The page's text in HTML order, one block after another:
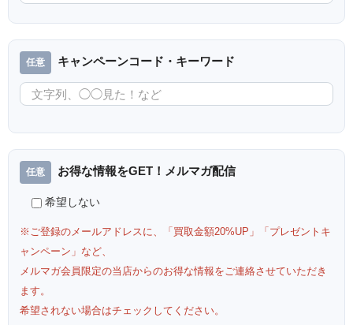
キャンペーンコード・キーワード
お得な情報をGET！メルマガ配信
希望しない
※ご登録のメールアドレスに、「買取金額20%UP」「プレゼントキ
ャンペーン」など、
メルマガ会員限定の当店からのお得な情報をご連絡させていただき
ます。
希望されない場合はチェックしてください。